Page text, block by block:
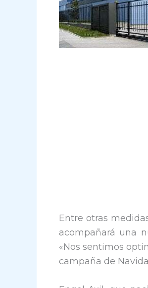
Entre otras
acompañará una
«Nos sentimos
campaña de